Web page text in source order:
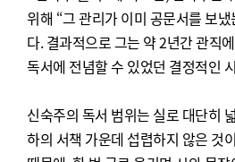
위해 “그 관리가 이미 공문서를 보
다. 결과적으로 그는 약 2년간 관직
독서에 전념할 수 있었던 결정적인
신숙주의 독서 범위는 실로 대단히
하의 서책 가운데 섭렵하지 않은 것